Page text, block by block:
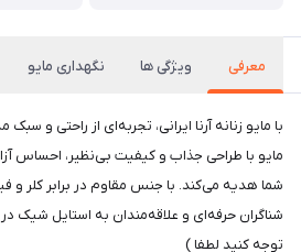
معرفی ویژگی ها نگهداری مایو
با مایو زنانه آرنا ایرانی، تجربه‌ای از راحتی و
مایو با طراحی جذاب و کیفیت بی‌نظیر، احساس
شما هدیه می‌کند. با جنس مقاوم در برابر کلر و
شناگران حرفه‌ای و علاقه‌مندان به استایل شیک
توجه کنید لطفا )